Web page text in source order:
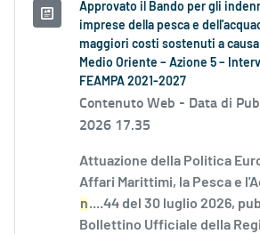
Approvato il Bando per gli
imprese della pesca e
maggiori costi sostenuti a
Medio Oriente – Azione 5 –
FEAMPA 2021-2027
Contenuto Web - Data di
2026 17.35
Attuazione della Politica
Affari Marittimi, la Pesca e
n....44 del 30 luglio 2026,
Bollettino Ufficiale della